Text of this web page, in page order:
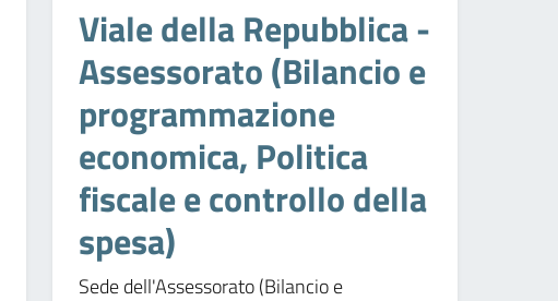
Viale della Repubblica -
Assessorato (Bilancio e
programmazione
economica, Politica
fiscale e controllo della
spesa)
Sede dell'Assessorato (Bilancio e